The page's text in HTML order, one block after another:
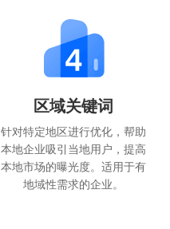
区域关键词
针对特定地区进行优化，帮助
本地企业吸引当地用户，提高
本地市场的曝光度。适用于有
地域性需求的企业。